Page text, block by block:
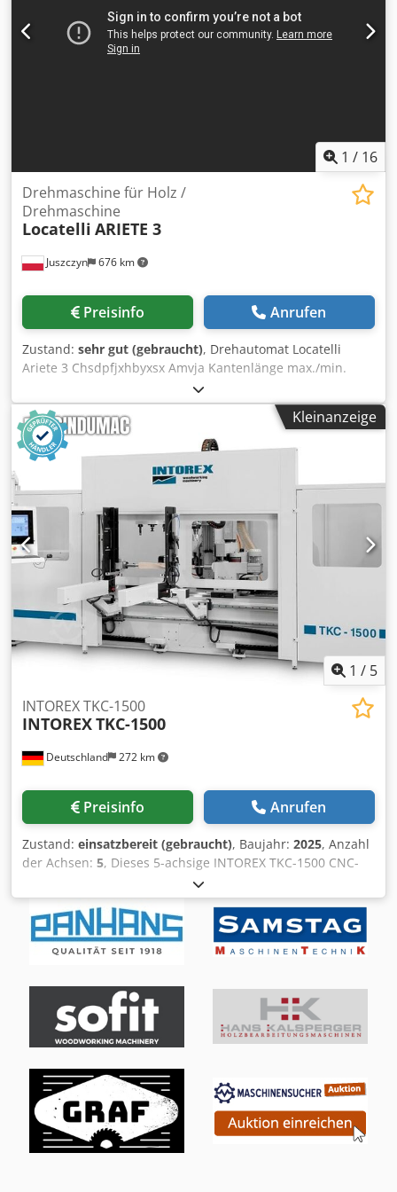
Festspannvorrichtung - Schnittauslösung über 2-
Handsteuerung, mit Schutzschild Cjdpferfudnox Amvoha -
Rollenbahnen und Anschlagsysteme auf Wunsch
1 / 16
Juszczyn 676 km
Drehmaschine für Holz /
Drehmaschine
Locatelli ARIETE 3
Preisinfo Anrufen
Zustand: sehr gut (gebraucht), Drehautomat Locatelli
Ariete 3 Chsdpfjxhbyxsx Amvja Kantenlänge max./min.
1000/200 mm Kantenabmessungen max./min. 85 × 85/20 ×
20 mm Maximale Länge des zu bearbeitenden Materials:
120 mm mit Bohrung, 150 mm ohne Bohrung
Automatischer Materialvorschub CE-Zertifikat Vollständige
DTR-Dokumentation Hauptmotor mit 3/4 kW Zwei
Spindeldrehzahlen: 2500/3600 U/min Ölpumpenmotor: 2,2
kW Betriebsdruck: 6–8 bar
Kleinanzeige
1 / 5
Deutschland 272 km
INTOREX TKC-1500
INTOREXTKC-1500
Preisinfo Anrufen
Zustand: einsatzbereit (gebraucht), Baujahr: 2025, Anzahl
der Achsen: 5, Dieses 5-achsige INTOREX TKC-1500 CNC-
Holzbearbeitungszentrum wurde im Jahr 2025 hergestellt.
Es verfügt über eine leistungsstarke Elektrospindel mit
einem 7,5 kW-Motor, die Drehzahlen bis zu 22.000 U/min
erreicht. Die Maschine verfügt über ein rotierendes
Werkzeugmagazin mit 8 Plätzen und eine automatische
Vollständig geschlossene Schutzvorrichtungen
gewährleisten die Einhaltung der EU-Normen. Wenn Sie
auf der Suche nach einer hochwertigen
Holzbearbeitungsmaschine sind, sollten Sie die INTOREX
TKC-1500 in Betracht ziehen, die wir zum Verkauf
anbieten. Kontaktieren Sie uns für weitere Informationen.
Zusätzliche Ausrüstung • Entladeeinheit und
Teileentnahme über Förderband • Vollständig
geschlossene Schutzvorrichtungen mit pneumatisch